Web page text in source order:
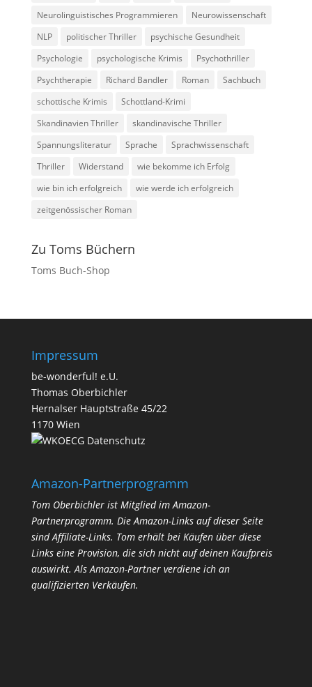
Neurolinguistisches Programmieren
Neurowissenschaft
NLP
politischer Thriller
psychische Gesundheit
Psychologie
psychologische Krimis
Psychothriller
Psychtherapie
Richard Bandler Roman
Sachbuch
schottische Krimis
Schottland-Krimi
Skandinavien Thriller
skandinavische Thriller
Spannungsliteratur
Sprache
Sprachwissenschaft
Thriller
Widerstand
wie bekomme ich Erfolg
wie bin ich erfolgreich
wie werde ich erfolgreich
zeitgenössischer Roman
Zu Toms Büchern
Toms Buch-Shop
Impressum
be-wonderful! e.U.
Thomas Oberbichler
Hernalser Hauptstraße 45/22
1170 Wien
Datenschutz
Amazon-Partnerprogramm
Tom Oberbichler ist Mitglied im Amazon-
Partnerprogramm. Die Amazon-Links auf dieser Seite
sind Affiliate-Links. Tom erhält bei Käufen über diese
Links eine Provision, die sich nicht auf deinen Kaufpreis
auswirkt.Als Amazon-Partner verdiene ich an
qualifizierten Verkäufen.